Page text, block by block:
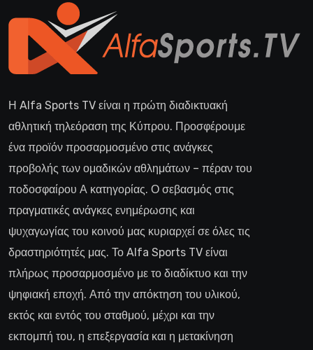
Η Alfa Sports TV είναι η πρώτη διαδικτυακή
αθλητική τηλεόραση της Κύπρου. Προσφέρουμε
ένα προϊόν προσαρμοσμένο στις ανάγκες
προβολής των ομαδικών αθλημάτων – πέραν του
ποδοσφαίρου Α κατηγορίας. Ο σεβασμός στις
πραγματικές ανάγκες ενημέρωσης και
ψυχαγωγίας του κοινού μας κυριαρχεί σε όλες τις
δραστηριότητές μας. Το Alfa Sports TV είναι
πλήρως προσαρμοσμένο με το διαδίκτυο και την
ψηφιακή εποχή. Από την απόκτηση του υλικού,
εκτός και εντός του σταθμού, μέχρι και την
εκπομπή του, η επεξεργασία και η μετακίνηση